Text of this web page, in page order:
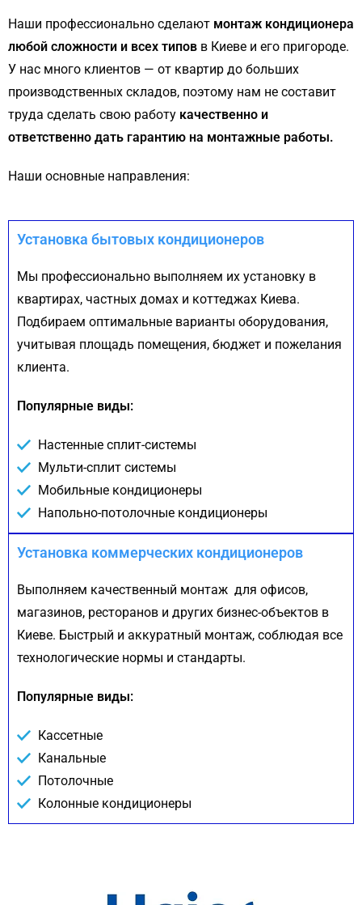
Наши профессионально сделают монтаж кондиционера
любой сложности и всех типов в Киеве и его пригороде.
У нас много клиентов — от квартир до больших
производственных складов, поэтому нам не составит
труда сделать свою работу качественно и
ответственно дать гарантию на монтажные работы.
Наши основные направления:
Установка бытовых кондиционеров
Мы профессионально выполняем их установку в
квартирах, частных домах и коттеджах Киева.
Подбираем оптимальные варианты оборудования,
учитывая площадь помещения, бюджет и пожелания
клиента.
Популярные виды:
Настенные сплит-системы
Мульти-сплит системы
Мобильные кондиционеры
Напольно-потолочные кондиционеры
Установка коммерческих кондиционеров
Выполняем качественный монтаж для офисов,
магазинов, ресторанов и других бизнес-объектов в
Киеве. Быстрый и аккуратный монтаж, соблюдая все
технологические нормы и стандарты.
Популярные виды:
Кассетные
Канальные
Потолочные
Колонные кондиционеры